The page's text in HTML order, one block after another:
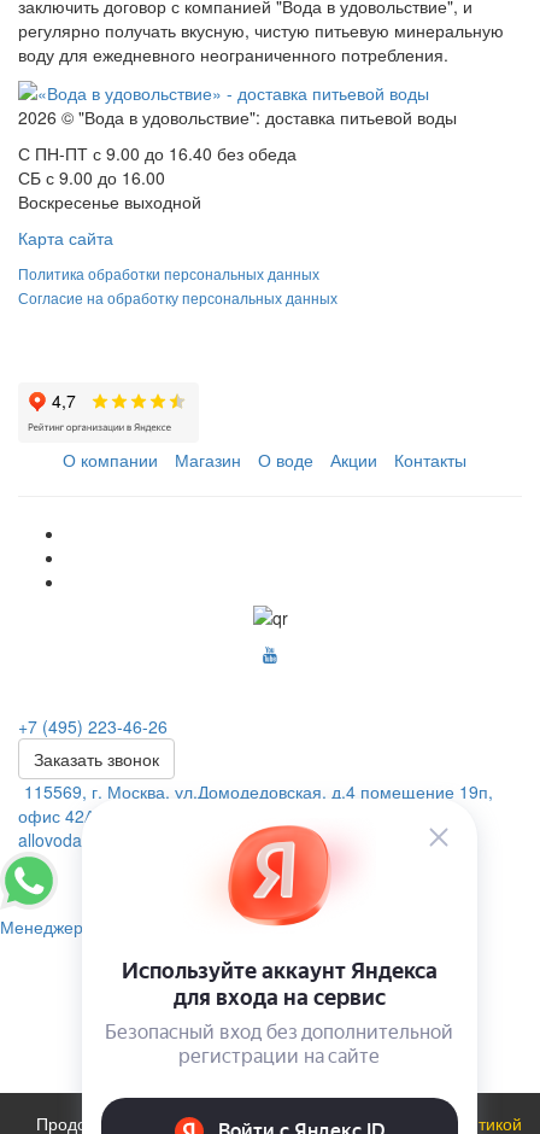
заключить договор с компанией "Вода в удовольствие", и
регулярно получать вкусную, чистую питьевую минеральную
воду для ежедневного неограниченного потребления.
2026 © "Вода в удовольствие": доставка питьевой воды
С ПН-ПТ с 9.00 до 16.40 без обеда
СБ с 9.00 до 16.00
Воскресенье выходной
Карта сайта
Политика обработки персональных данных
Согласие на обработку персональных данных
О компании Магазин О воде Акции Контакты
+7 (495) 223-46-26
Заказать звонок
115569, г. Москва, ул.Домодедовская. д.4 помещение 19п,
офис 42А
allovoda@mail.ru
Менеджер
Продолжая использовать сайт, вы соглашаетесь с политикой